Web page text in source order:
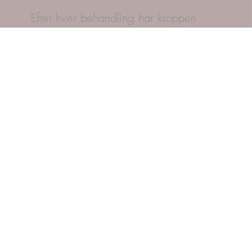
Efter hver behandling har kroppen